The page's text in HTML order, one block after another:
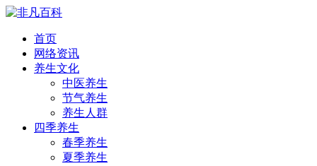
首页
网络资讯
养生文化
中医养生
节气养生
养生人群
四季养生
春季养生
夏季养生